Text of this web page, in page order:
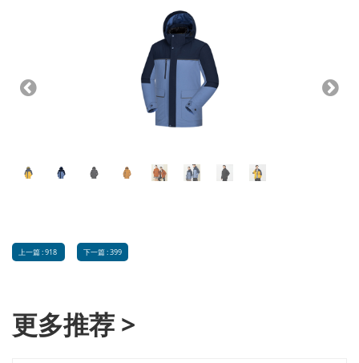
上一篇 : 918 下一篇 : 399
更多推荐 >